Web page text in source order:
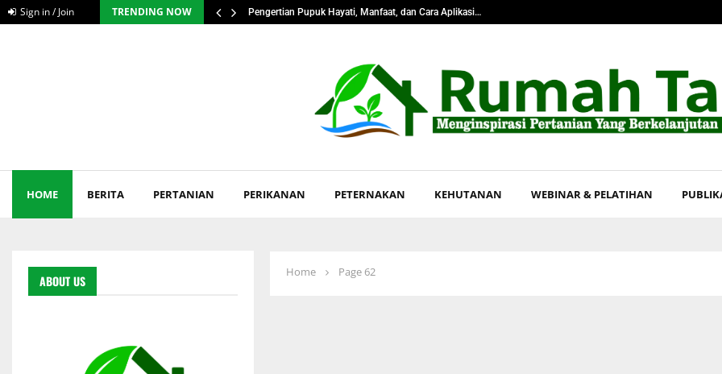
Sign in / Join TRENDING NOW
Serius Petani… Pengertian Pupuk Hayati, Manfaat, dan Cara Aplikasi…
HOME BERITA PERTANIAN PERIKANAN PETERNAKAN KEHUTANAN WEBINAR & PELATIHAN
Home Page 62
ABOUT US